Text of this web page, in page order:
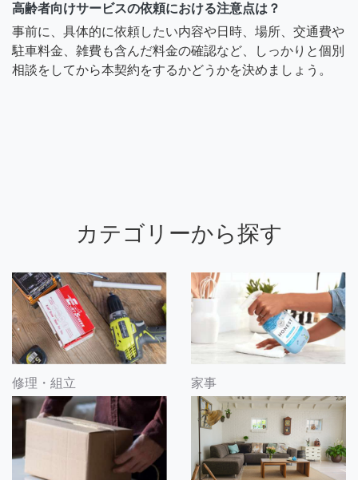
高齢者向けサービスの依頼における注意点は？
事前に、具体的に依頼したい内容や日時、場所、交通費や
駐車料金、雑費も含んだ料金の確認など、しっかりと個別
相談をしてから本契約をするかどうかを決めましょう。
カテゴリーから探す
修理・組立 家事